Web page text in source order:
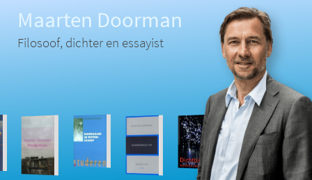
inhoud
Maarten Doorman
Filosoof, dichter en essayist